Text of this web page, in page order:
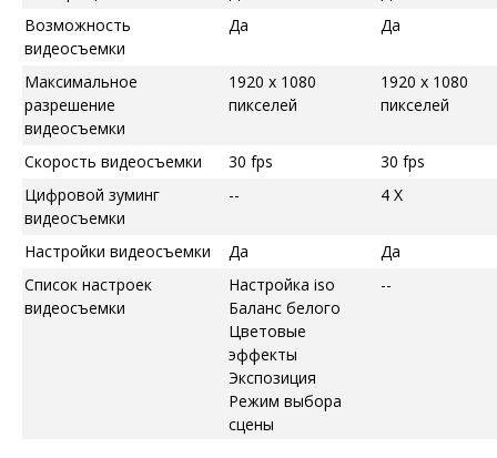
Возможность
видеосъемки
Да Да
Максимальное
разрешение
видеосъемки
1920 x 1080
пикселей
1920 x 1080
пикселей
Скорость видеосъемки 30 fps
30 fps
Цифровой зуминг
видеосъемки
-- 4 X
Настройки видеосъемки Да
Да
Список настроек
видеосъемки
Настройка iso
Баланс белого
Цветовые
эффекты
Экспозиция
Режим выбора
сцены
--